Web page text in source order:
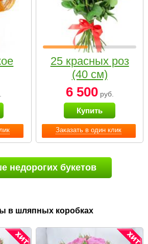
Заказать в один клик
25 красных роз
(40 см)
6 500руб.
Купить
недорогих букетов
в шляпных коробках